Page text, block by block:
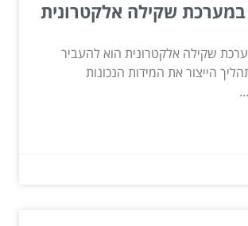
במערכת שקילה אלקטרונית
שקילה אלקטרונית הוא להעביר
הייצור את המידות הנכונות